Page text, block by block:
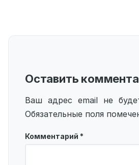
Оставить
Ваш адрес email не
Обязательные поля
Комментарий *